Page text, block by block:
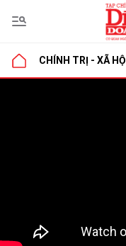
CHÍNH TRỊ - XÃ HỘI